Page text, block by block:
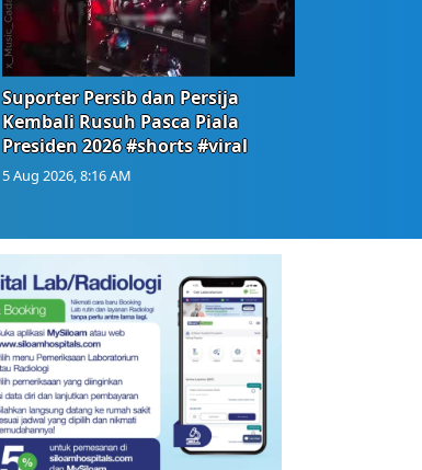
Suporter Persib dan Persija
Kembali Rusuh Pasca Piala
Presiden 2026 #shorts #viral
5 Aug 2026, 8:16 AM